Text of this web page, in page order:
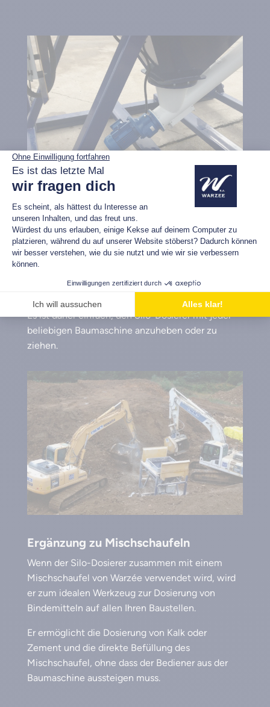
Beförderung
Um den Silo-Dosierer von einem Standort auf der
Baustelle zu einem anderen zu befördern, ist er
und auf einem Schlittengestell montiert.
Es ist daher einfach, den Silo-Dosierer mit jeder
beliebigen Baumaschine anzuheben oder zu
ziehen.
Ergänzung zu Mischschaufeln
Wenn der Silo-Dosierer zusammen mit einem
Mischschaufel von Warzée verwendet wird, wird
er zum idealen Werkzeug zur Dosierung von
Bindemitteln auf allen Ihren Baustellen.
Er ermöglicht die Dosierung von Kalk oder
Zement und die direkte Befüllung des
Mischschaufel, ohne dass der Bediener aus der
Baumaschine aussteigen muss.